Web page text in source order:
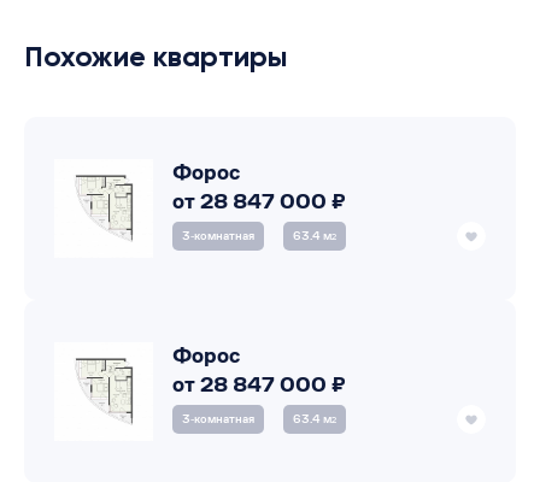
Похожие квартиры
Форос
от 28 847 000 ₽
3‑комнатная 63.4 м2
Форос
от 28 847 000 ₽
3‑комнатная 63.4 м2